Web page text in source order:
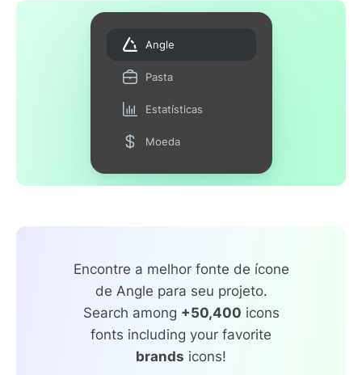
Angle
Pasta
Estatísticas
Moeda
Encontre a melhor fonte de ícone
de Angle para seu projeto.
Search among +50,400 icons
fonts including your favorite
brands icons!